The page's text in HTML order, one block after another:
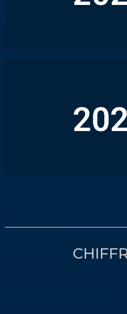
POUR DÉVELOPPER
CRÉATION D’UN
xxxxxxxxxxxx Texte